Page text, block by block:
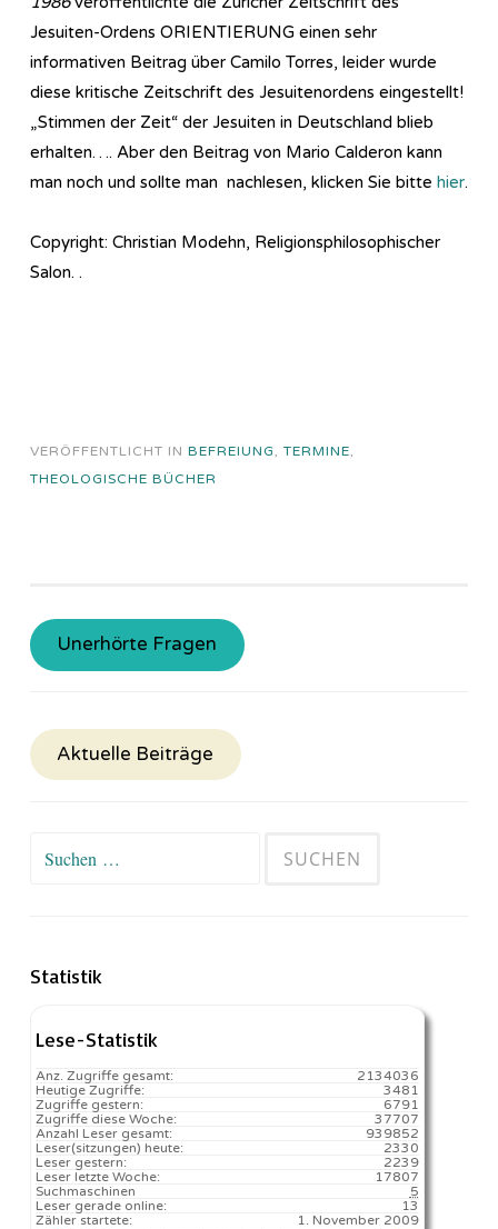
Jesuiten-Ordens ORIENTIERUNG einen sehr
informativen Beitrag über Camilo Torres, leider wurde
diese kritische Zeitschrift des Jesuitenordens eingestellt!
„Stimmen der Zeit“ der Jesuiten in Deutschland blieb
erhalten…. Aber den Beitrag von Mario Calderon kann
man noch und sollte man nachlesen, klicken Sie bitte hier.
Copyright: Christian Modehn, Religionsphilosophischer
Salon. .
VERÖFFENTLICHT IN BEFREIUNG, TERMINE,
THEOLOGISCHE BÜCHER
Unerhörte Fragen
Aktuelle Beiträge
Suchen
Statistik
Lese-Statistik
2134036
Anz. Zugriffe gesamt:
3481
Heutige Zugriffe:
6791
Zugriffe gestern:
37707
Zugriffe diese Woche:
939852
Anzahl Leser gesamt:
2330️
Leser(sitzungen) heute:
2239
Leser gestern:
17807️
Leser letzte Woche:
5
Suchmaschinen
13
Leser gerade online:
1. November 2009
Zähler startete: